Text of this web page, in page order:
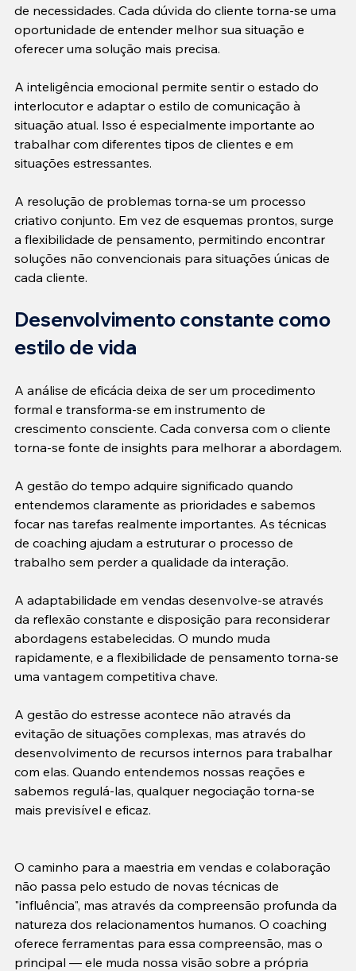
de necessidades. Cada dúvida do cliente torna-se uma
oportunidade de entender melhor sua situação e
oferecer uma solução mais precisa.
A inteligência emocional permite sentir o estado do
interlocutor e adaptar o estilo de comunicação à
situação atual. Isso é especialmente importante ao
trabalhar com diferentes tipos de clientes e em
situações estressantes.
A resolução de problemas torna-se um processo
criativo conjunto. Em vez de esquemas prontos, surge
a flexibilidade de pensamento, permitindo encontrar
soluções não convencionais para situações únicas de
cada cliente.
Desenvolvimento constante como
estilo de vida
A análise de eficácia deixa de ser um procedimento
formal e transforma-se em instrumento de
crescimento consciente. Cada conversa com o cliente
torna-se fonte de insights para melhorar a abordagem.
A gestão do tempo adquire significado quando
entendemos claramente as prioridades e sabemos
focar nas tarefas realmente importantes. As técnicas
de coaching ajudam a estruturar o processo de
trabalho sem perder a qualidade da interação.
A adaptabilidade em vendas desenvolve-se através
da reflexão constante e disposição para reconsiderar
abordagens estabelecidas. O mundo muda
rapidamente, e a flexibilidade de pensamento torna-se
uma vantagem competitiva chave.
A gestão do estresse acontece não através da
evitação de situações complexas, mas através do
desenvolvimento de recursos internos para trabalhar
com elas. Quando entendemos nossas reações e
sabemos regulá-las, qualquer negociação torna-se
mais previsível e eficaz.
O caminho para a maestria em vendas e colaboração
não passa pelo estudo de novas técnicas de
"influência", mas através da compreensão profunda da
natureza dos relacionamentos humanos. O coaching
oferece ferramentas para essa compreensão, mas o
principal — ele muda nossa visão sobre a própria